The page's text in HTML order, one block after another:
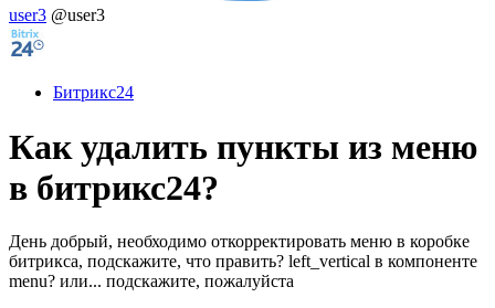
user3 @user3
Битрикс24
Как удалить пункты из меню
в битрикс24?
День добрый, необходимо откорректировать меню в коробке
битрикса, подскажите, что править? left_vertical в компоненте
menu? или... подскажите, пожалуйста